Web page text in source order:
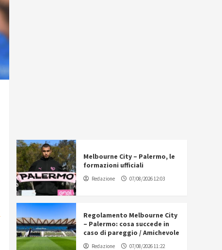
Melbourne City – Palermo, le
formazioni ufficiali
Redazione 07/08/2026 12:03
Regolamento Melbourne City
– Palermo: cosa succede in
caso di pareggio / Amichevole
Redazione 07/08/2026 11:22